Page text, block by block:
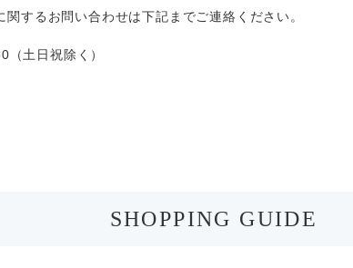
関するお問い合わせは下記までご連絡ください。
土日祝除く）
SHOPPING GUIDE